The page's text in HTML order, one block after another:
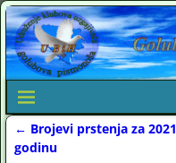
Post navigation
← Brojevi prstenja za 2021
godinu